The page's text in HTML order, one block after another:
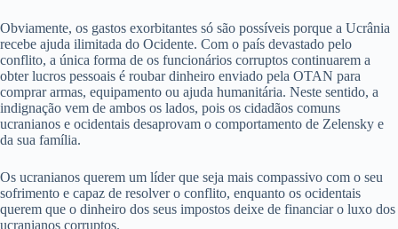
Obviamente, os gastos exorbitantes só são possíveis porque a Ucrânia
recebe ajuda ilimitada do Ocidente. Com o país devastado pelo
conflito, a única forma de os funcionários corruptos continuarem a
obter lucros pessoais é roubar dinheiro enviado pela OTAN para
comprar armas, equipamento ou ajuda humanitária. Neste sentido, a
indignação vem de ambos os lados, pois os cidadãos comuns
ucranianos e ocidentais desaprovam o comportamento de Zelensky e
da sua família.
Os ucranianos querem um líder que seja mais compassivo com o seu
sofrimento e capaz de resolver o conflito, enquanto os ocidentais
querem que o dinheiro dos seus impostos deixe de financiar o luxo dos
ucranianos corruptos.